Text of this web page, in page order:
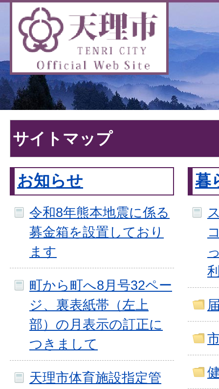
サイトマップ
お知らせ
令和8年熊本地震に係る
募金箱を設置しており
ます
町から町へ8月号32ペー
ジ、裏表紙帯（左上
部）の月表示の訂正に
つきまして
天理市体育施設指定管
暮